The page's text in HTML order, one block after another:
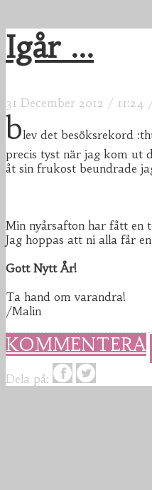
Igår ...
31 December 2012 / 11:24
blev det besöksrekord
precis tyst när jag kom ut
åt sin frukost beundrade
Min nyårsafton har fått en
Jag hoppas att ni alla får
Gott Nytt År!
Ta hand om varandra!
/Malin
KOMMENTERA
Dela på: